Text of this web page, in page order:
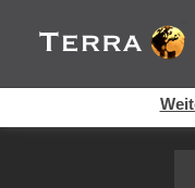
Inhalt
springen
Cookies helfen auf
Dienste. Durch die